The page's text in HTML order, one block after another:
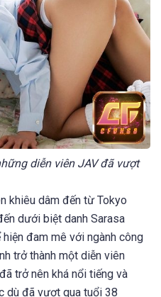
diễn viên JAV đã vượt
khiêu dâm đến từ Tokyo
dưới biệt danh Sarasa
hiện đam mê với ngành công
trở thành một diễn viên
trở nên khá nổi tiếng và
dù đã vượt qua tuổi 38